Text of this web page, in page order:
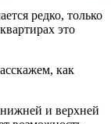
редко, только
это
как
и верхней